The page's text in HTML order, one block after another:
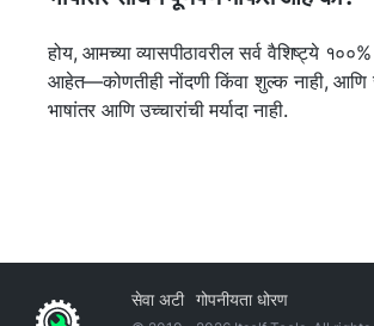
होय, आमच्या व्यासपीठावरील सर्व वैशिष्ट्ये
आहेत—कोणतीही नोंदणी किंवा शुल्क नाही, आणि
भाषांतर आणि उच्चारांची मर्यादा नाही.
सेवा अटी गोपनीयता धोरण